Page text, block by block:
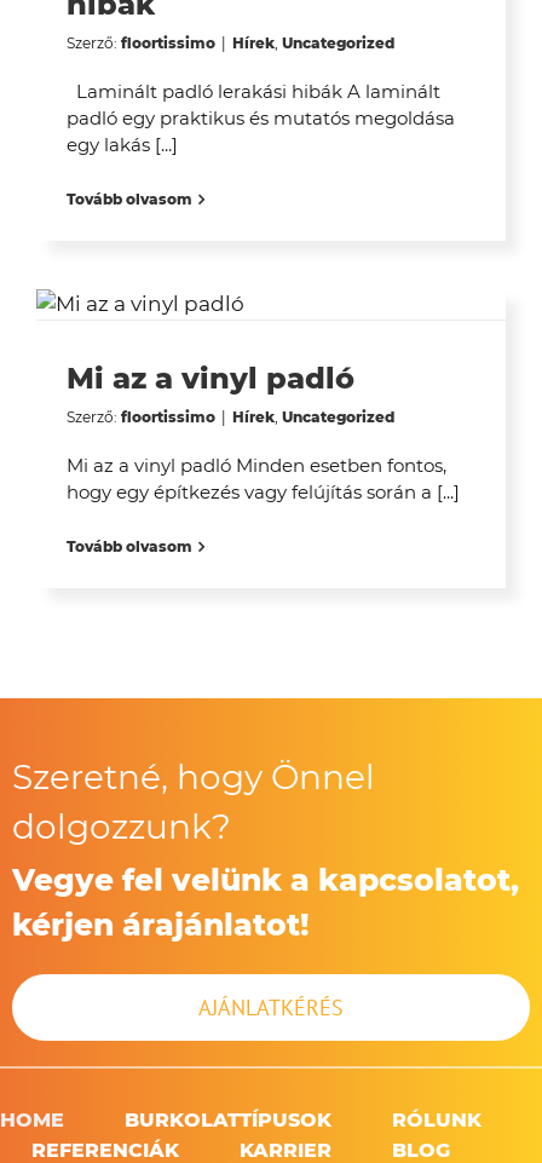
Szerző: floortissimo Hírek Uncategorized
Laminált padló lerakási hibák A laminált
padló egy praktikus és mutatós megoldása
egy lakás [...]
Tovább olvasom
Mi az a vinyl padló
Szerző: floortissimo Hírek Uncategorized
Mi az a vinyl padló Minden esetben fontos,
hogy egy építkezés vagy felújítás során a [...]
Tovább olvasom
Szeretné, hogy Önnel
dolgozzunk?
Vegye fel velünk a kapcsolatot,
kérjen árajánlatot!
AJÁNLATKÉRÉS
HOME BURKOLATTÍPUSOK
RÓLUNK
REFERENCIÁK
KARRIER
BLOG